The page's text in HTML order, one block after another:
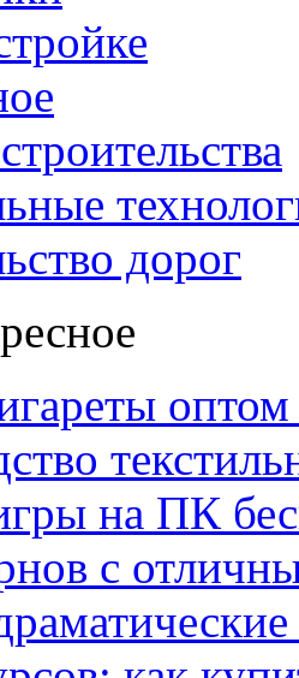
дорог
на ПК
с